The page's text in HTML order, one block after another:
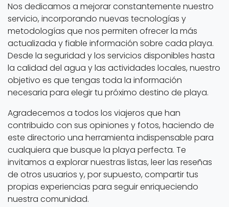
Nos dedicamos a mejorar constantemente nuestro
servicio, incorporando nuevas tecnologías y
metodologías que nos permiten ofrecer la más
actualizada y fiable información sobre cada playa.
Desde la seguridad y los servicios disponibles hasta
la calidad del agua y las actividades locales, nuestro
objetivo es que tengas toda la información
necesaria para elegir tu próximo destino de playa.
Agradecemos a todos los viajeros que han
contribuido con sus opiniones y fotos, haciendo de
este directorio una herramienta indispensable para
cualquiera que busque la playa perfecta. Te
invitamos a explorar nuestras listas, leer las reseñas
de otros usuarios y, por supuesto, compartir tus
propias experiencias para seguir enriqueciendo
nuestra comunidad.